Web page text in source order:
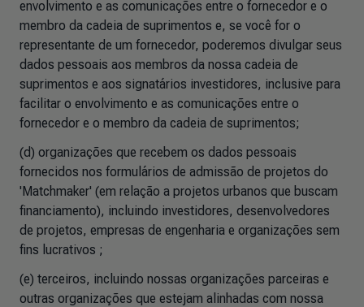
envolvimento e as comunicações entre o fornecedor e o
membro da cadeia de suprimentos e, se você for o
representante de um fornecedor, poderemos divulgar seus
dados pessoais aos membros da nossa cadeia de
suprimentos e aos signatários investidores, inclusive para
facilitar o envolvimento e as comunicações entre o
fornecedor e o membro da cadeia de suprimentos;
(d) organizações que recebem os dados pessoais
fornecidos nos formulários de admissão de projetos do
'Matchmaker' (em relação a projetos urbanos que buscam
financiamento), incluindo investidores, desenvolvedores
de projetos, empresas de engenharia e organizações sem
fins lucrativos ;
(e) terceiros, incluindo nossas organizações parceiras e
outras organizações que estejam alinhadas com nossa